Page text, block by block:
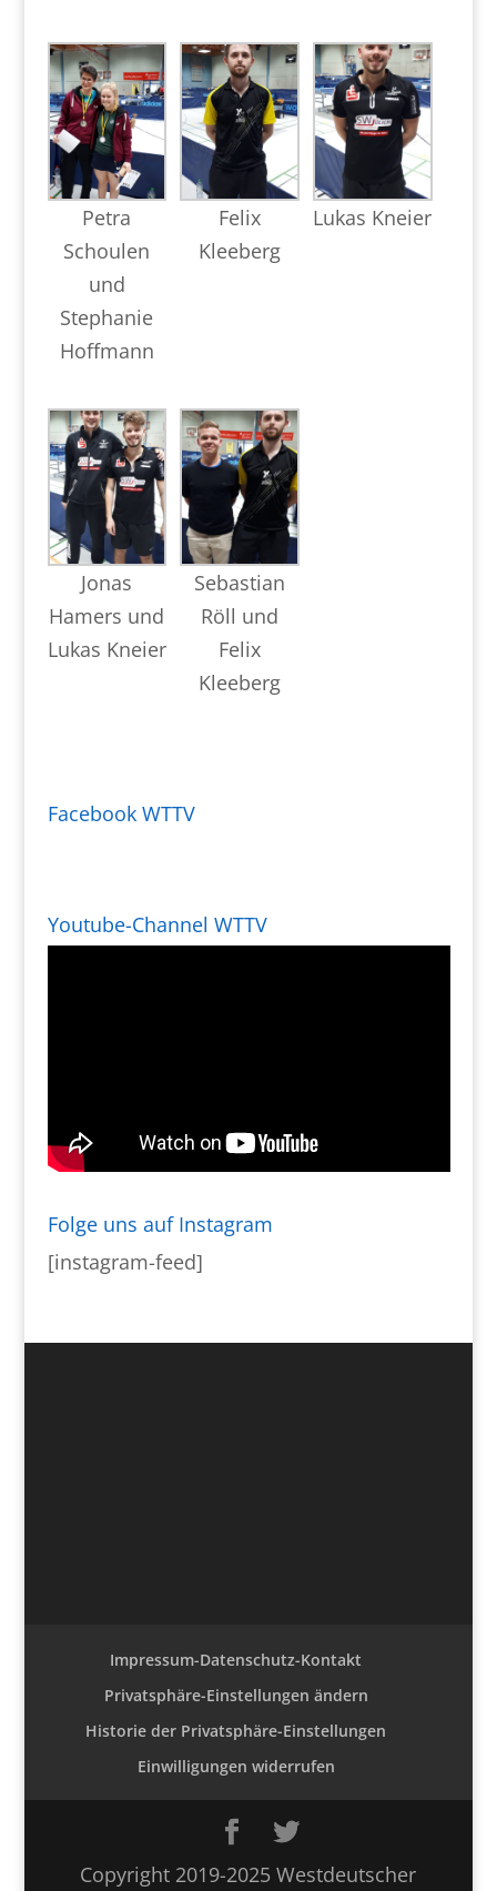
Petra
Schoulen
und
Stephanie
Hoffmann
Felix
Kleeberg
Lukas Kneier
Jonas
Hamers und
Lukas Kneier
Sebastian
Röll und
Felix
Kleeberg
Facebook WTTV
Youtube-Channel WTTV
Folge uns auf Instagram
[instagram-feed]
Impressum-Datenschutz-Kontakt
Privatsphäre-Einstellungen ändern
Historie der Privatsphäre-Einstellungen
Einwilligungen widerrufen
Copyright 2019-2025 Westdeutscher